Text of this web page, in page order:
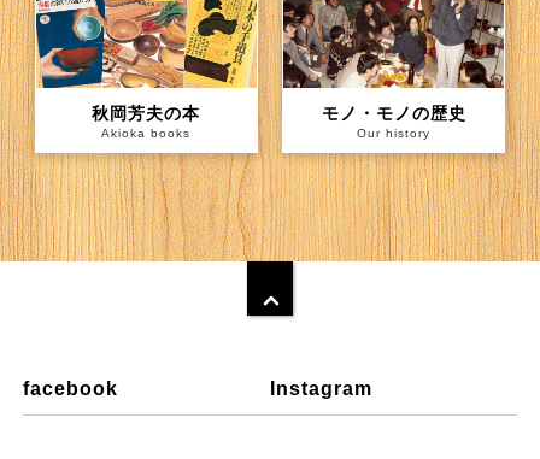
秋岡芳夫の本
Akioka books
モノ・モノの歴史
Our history
facebook Instagram